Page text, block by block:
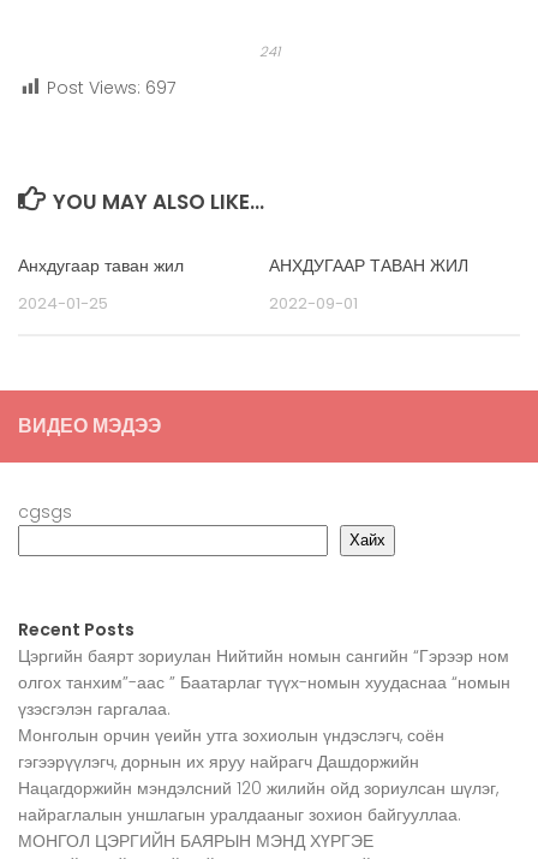
241
Post Views: 697
YOU MAY ALSO LIKE...
Анхдугаар таван жил
2024-01-25
АНХДУГААР ТАВАН ЖИЛ
2022-09-01
ВИДЕО МЭДЭЭ
cgsgs
Хайх
Recent Posts
Цэргийн баярт зориулан Нийтийн номын сангийн “Гэрээр ном
олгох танхим”-аас ” Баатарлаг түүх-номын хуудаснаа “номын
үзэсгэлэн гаргалаа.
Монголын орчин үеийн утга зохиолын үндэслэгч, соён
гэгээрүүлэгч, дорнын их яруу найрагч Дашдоржийн
Нацагдоржийн мэндэлсний 120 жилийн ойд зориулсан шүлэг,
найраглалын уншлагын уралдааныг зохион байгууллаа.
МОНГОЛ ЦЭРГИЙН БАЯРЫН МЭНД ХҮРГЭЕ